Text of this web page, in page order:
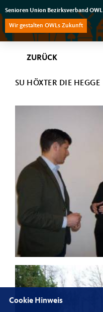
Senioren Union Bezirksverband OWL
Wir gestalten OWLs Zukunft
ZURÜCK
SU HÖXTER DIE HEGGE
Cookie Hinweis